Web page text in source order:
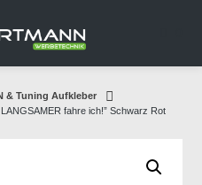
& Tuning Aufkleber
fahre ich!” Schwarz Rot